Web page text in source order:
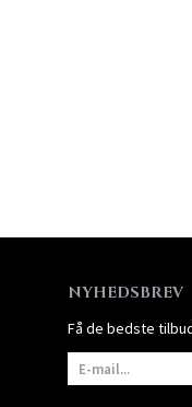
NYHEDSBREV
Få de bedste